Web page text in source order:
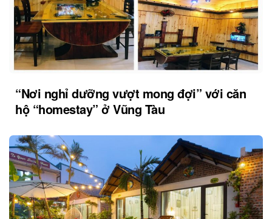
“Nơi nghỉ dưỡng vượt mong đợi” với căn
hộ “homestay” ở Vũng Tàu